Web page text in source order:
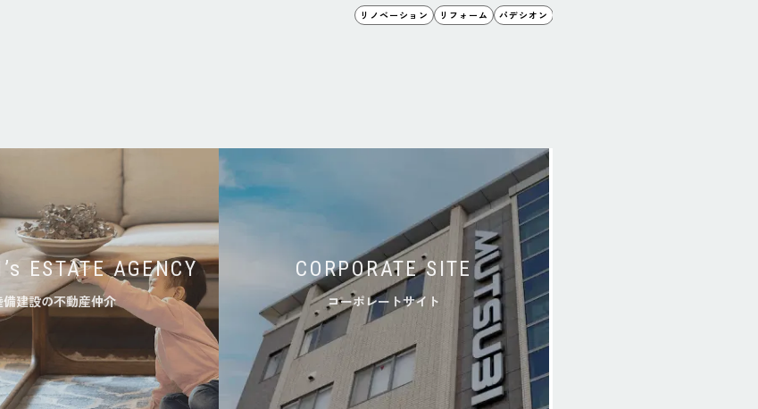
リノベーション
リフォーム パデシオン
ESTATE AGENCY
備建設の不動産仲介
CORPORATE SITE
コーポレートサイト